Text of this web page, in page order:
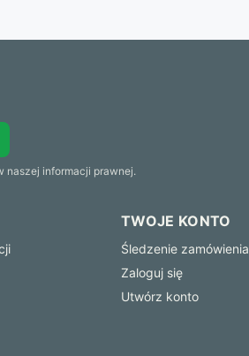
naszej informacji prawnej.
TWOJE KONTO
Śledzenie zamówienia
Zaloguj się
Utwórz konto